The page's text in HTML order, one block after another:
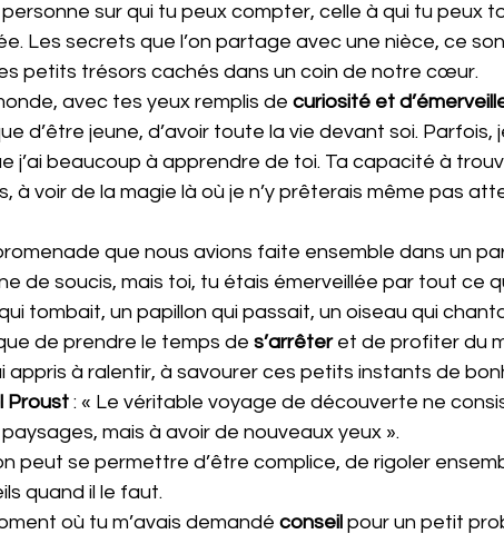
sur qui tu peux compter, celle à qui tu peux
Les secrets que l’on partage avec une nièce, ce
petits trésors cachés dans un coin de notre cœur.
avec tes yeux remplis de curiosité et
d’être jeune, d’avoir toute la vie devant soi. Parfois,
j’ai beaucoup à apprendre de toi. Ta capacité à
à voir de la magie là où je n’y prêterais même pas
que nous avions faite ensemble dans un
de soucis, mais toi, tu étais émerveillée par tout ce
tombait, un papillon qui passait, un oiseau qui
de prendre le temps de s’arrêter et de profiter du
appris à ralentir, à savourer ces petits instants de
Proust : « Le véritable voyage de découverte ne
mais à avoir de nouveaux yeux ».
peut se permettre d’être complice, de rigoler
quand il le faut.
où tu m’avais demandé conseil pour un petit